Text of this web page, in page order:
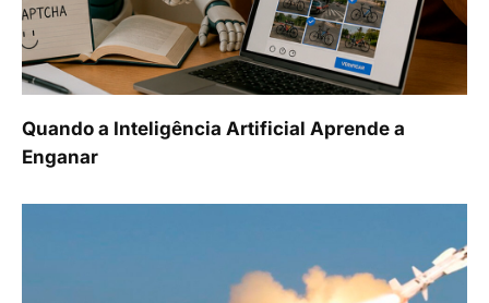
Quando a Inteligência Artificial Aprende a
Enganar